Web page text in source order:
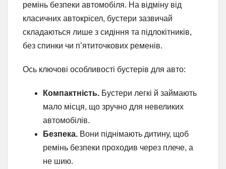
ремінь безпеки автомобіля. На відміну від
класичних автокрісел, бустери зазвичай
складаються лише з сидіння та підлокітників,
без спинки чи п’ятиточкових ременів.
Ось ключові особливості бустерів для авто:
Компактність. Бустери легкі й займають
мало місця, що зручно для невеликих
автомобілів.
Безпека. Вони піднімають дитину, щоб
ремінь безпеки проходив через плече, а
не шию.